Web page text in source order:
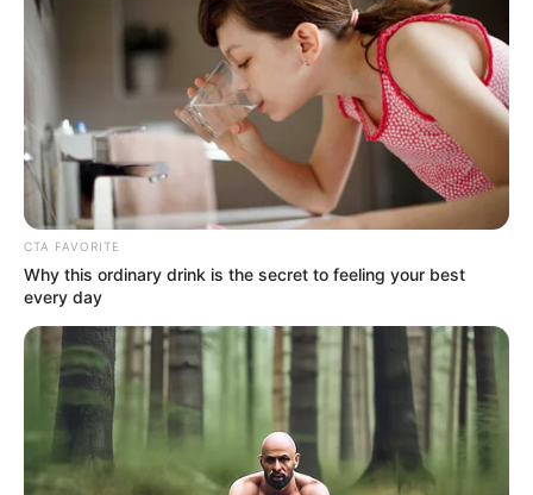
CTA FAVORITE
Why this ordinary drink is the secret to feeling your best
every day